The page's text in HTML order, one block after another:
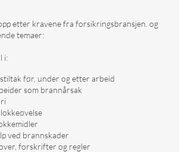
etter kravene fra forsikringsbransjen. og
temaer:
i:
før, under og etter arbeid
som brannårsak
ved brannskader
forskrifter og regler